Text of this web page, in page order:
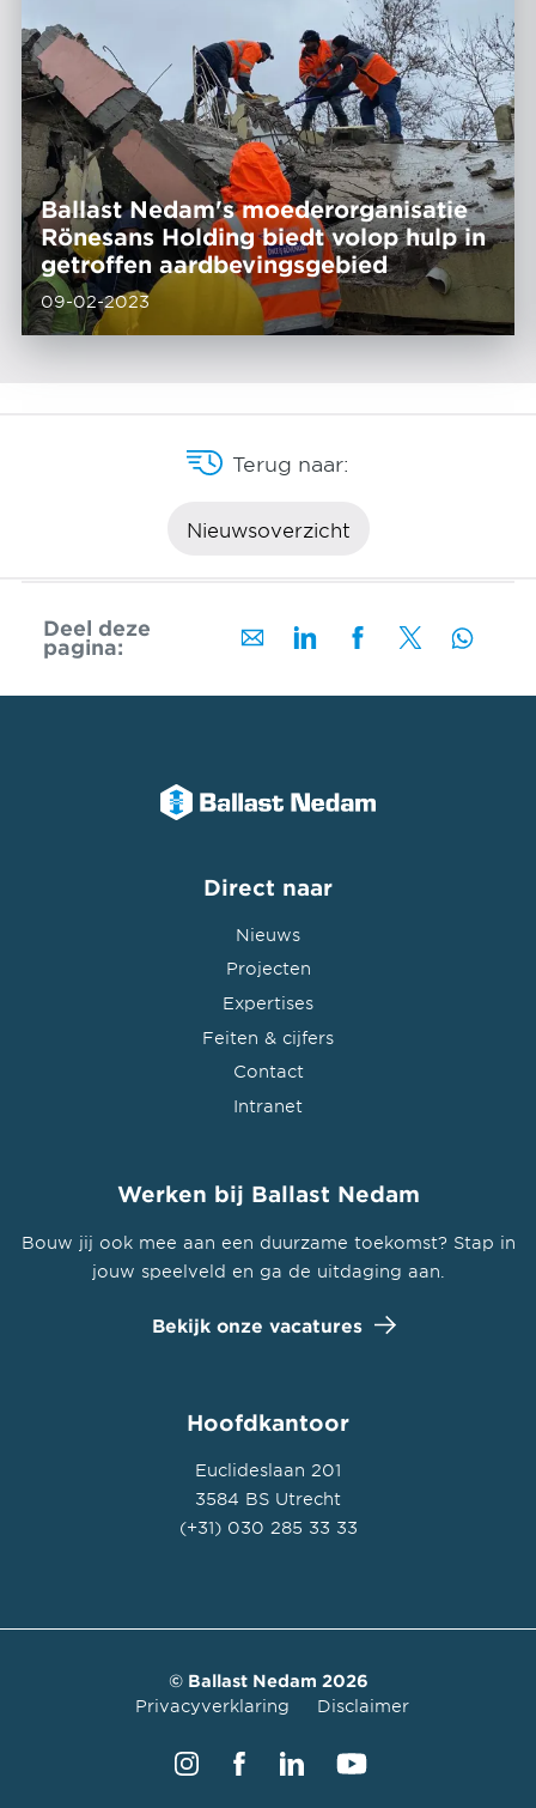
Ballast Nedam's moederorganisatie
Rönesans Holding biedt volop hulp in
getroffen aardbevingsgebied
09-02-2023
Terug naar:
Nieuwsoverzicht
Deel deze
pagina:
Direct naar
Nieuws
Projecten
Expertises
Feiten & cijfers
Contact
Intranet
Werken bij Ballast Nedam
Bouw jij ook mee aan een duurzame toekomst? Stap in
jouw speelveld en ga de uitdaging aan.
Bekijk onze vacatures
Hoofdkantoor
Euclideslaan 201
3584 BS Utrecht
(+31) 030 285 33 33
© Ballast Nedam 2026
Privacyverklaring
Disclaimer